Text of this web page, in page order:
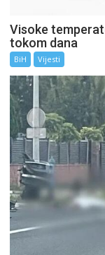
Visoke
tokom dana
BiH Vijesti